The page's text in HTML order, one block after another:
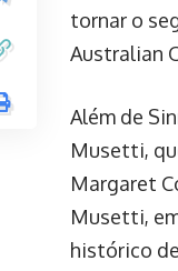
tornar o
Australian
Além de
Musetti,
Margaret
Musetti,
histórico